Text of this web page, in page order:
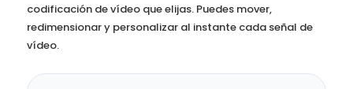
codificación de vídeo que elijas. Puedes mover,
redimensionar y personalizar al instante cada señal de
vídeo.